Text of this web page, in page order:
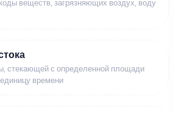
веществ, загрязняющих воздух, воду
стекающей с определенной площади
времени